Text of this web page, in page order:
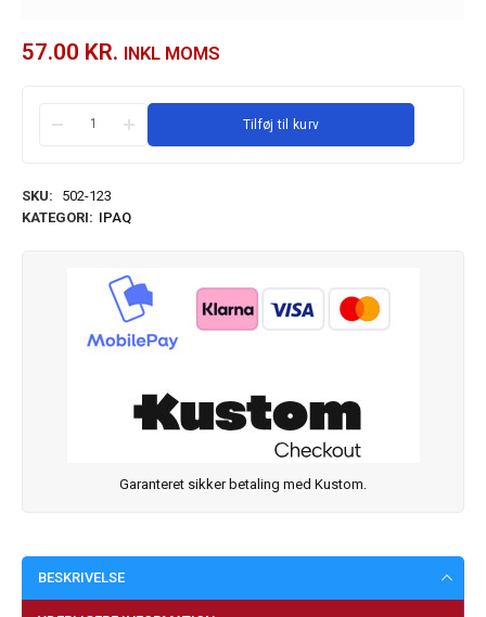
57.00 KR. INKL MOMS
Tilføj til kurv
SKU:
502-123
KATEGORI: IPAQ
Garanteret sikker betaling med Kustom.
BESKRIVELSE